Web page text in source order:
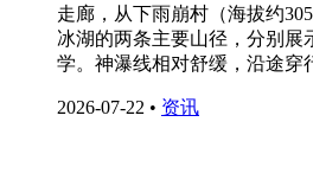
走廊，从下雨崩村（海拔约
冰湖的两条主要山径，分别展
学。神瀑线相对舒缓，沿途
2026-07-22 • 资讯